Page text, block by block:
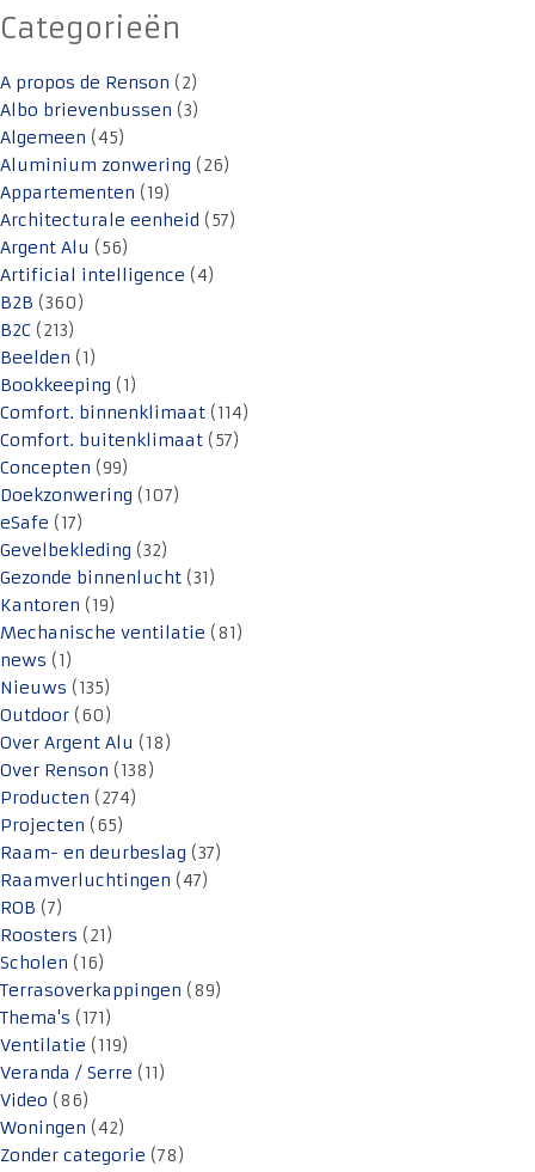
Categorieën
A propos de Renson (2)
Albo brievenbussen (3)
Algemeen (45)
Aluminium zonwering (26)
Appartementen (19)
Architecturale eenheid (57)
Argent Alu (56)
Artificial intelligence (4)
B2B (360)
B2C (213)
Beelden (1)
Bookkeeping (1)
Comfort. binnenklimaat (114)
Comfort. buitenklimaat (57)
Concepten (99)
Doekzonwering (107)
eSafe (17)
Gevelbekleding (32)
Gezonde binnenlucht (31)
Kantoren (19)
Mechanische ventilatie (81)
news (1)
Nieuws (135)
Outdoor (60)
Over Argent Alu (18)
Over Renson (138)
Producten (274)
Projecten (65)
Raam- en deurbeslag (37)
Raamverluchtingen (47)
ROB (7)
Roosters (21)
Scholen (16)
Terrasoverkappingen (89)
Thema's (171)
Ventilatie (119)
Veranda / Serre (11)
Video (86)
Woningen (42)
Zonder categorie (78)